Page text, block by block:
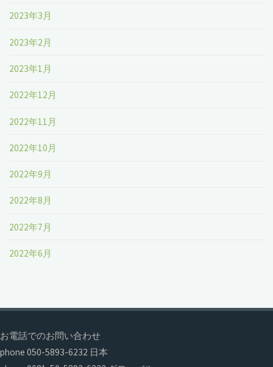
2023年3月
2023年2月
2023年1月
2022年12月
2022年11月
2022年10月
2022年9月
2022年8月
2022年7月
2022年6月
お電話でのお問い合わせ
phone 050-5893-6232 日本